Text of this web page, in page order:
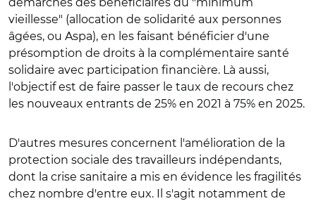
vieillesse" (allocation de solidarité aux personnes
âgées, ou Aspa), en les faisant bénéficier d'une
présomption de droits à la complémentaire santé
solidaire avec participation financière. Là aussi,
l'objectif est de faire passer le taux de recours chez
les nouveaux entrants de 25% en 2021 à 75% en 2025.
D'autres mesures concernent l'amélioration de la
protection sociale des travailleurs indépendants,
dont la crise sanitaire a mis en évidence les fragilités
chez nombre d'entre eux. Il s'agit notamment de